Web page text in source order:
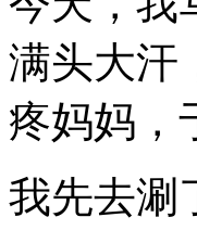
满头大汗
疼妈妈，
我先去涮